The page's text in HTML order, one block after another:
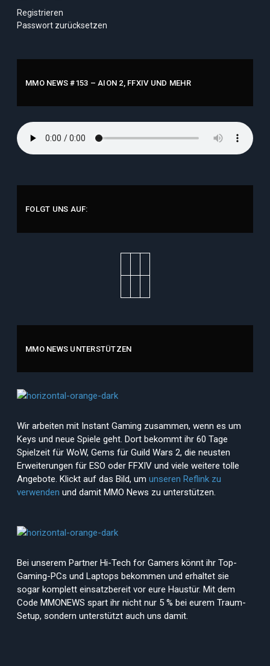
Registrieren
Passwort zurücksetzen
MMO NEWS #153 – AION 2, FFXIV UND MEHR
FOLGT UNS AUF:
MMO NEWS UNTERSTÜTZEN
Wir arbeiten mit Instant Gaming zusammen, wenn es um
Keys und neue Spiele geht. Dort bekommt ihr 60 Tage
Spielzeit für WoW, Gems für Guild Wars 2, die neusten
Erweiterungen für ESO oder FFXIV und viele weitere tolle
Angebote. Klickt auf das Bild, um unseren Reflink zu
verwenden und damit MMO News zu unterstützen.
Bei unserem Partner Hi-Tech for Gamers könnt ihr Top-
Gaming-PCs und Laptops bekommen und erhaltet sie
sogar komplett einsatzbereit vor eure Haustür. Mit dem
Code MMONEWS spart ihr nicht nur 5 % bei eurem Traum-
Setup, sondern unterstützt auch uns damit.